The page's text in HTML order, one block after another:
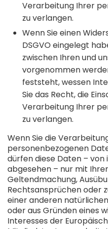
Verarbeitung Ihrer
zu verlangen.
Wenn Sie einen
DSGVO eingelegt
zwischen Ihren und
vorgenommen
feststeht, wessen
Sie das Recht, die
Verarbeitung Ihrer
zu verlangen.
Wenn Sie die
personenbezogenen
dürfen diese Daten –
abgesehen – nur mit
Geltendmachung,
Rechtsansprüchen oder
einer anderen
oder aus Gründen eines
Interesses der